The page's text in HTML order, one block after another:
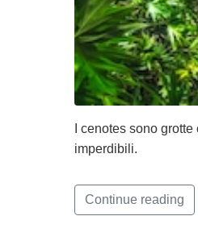
I cenotes sono
imperdibili.
Continue reading